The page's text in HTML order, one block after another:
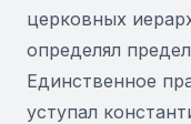
церковных
определял
Единственное
уступал